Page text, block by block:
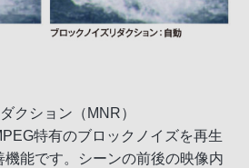
クション（MNR）
特有のブロックノイズを再生
能です。シーンの前後の映像内